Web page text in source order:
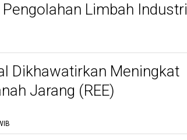
Limbah Industri
Dikhawatirkan Meningkat
Jarang (REE)